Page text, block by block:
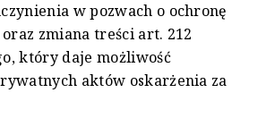
w pozwach o ochronę
zmiana treści art. 212
który daje możliwość
aktów oskarżenia za